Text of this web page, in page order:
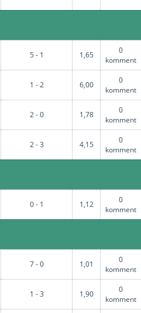
5 - 1 1,65
0
komment
1 - 2 6,00
0
komment
2 - 0 1,78
0
komment
2 - 3 4,15
0
komment
0 - 1 1,12
0
komment
7 - 0 1,01
0
komment
1 - 3 1,90
0
komment